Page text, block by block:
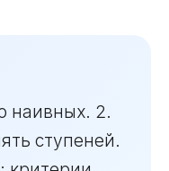
наивных. 2.
ступеней.